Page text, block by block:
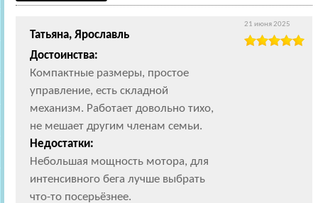
Татьяна, Ярославль
Достоинства:
Компактные размеры, простое
управление, есть складной
механизм. Работает довольно тихо,
не мешает другим членам семьи.
Недостатки:
Небольшая мощность мотора, для
интенсивного бега лучше выбрать
что-то посерьёзнее.
21 июня 2025